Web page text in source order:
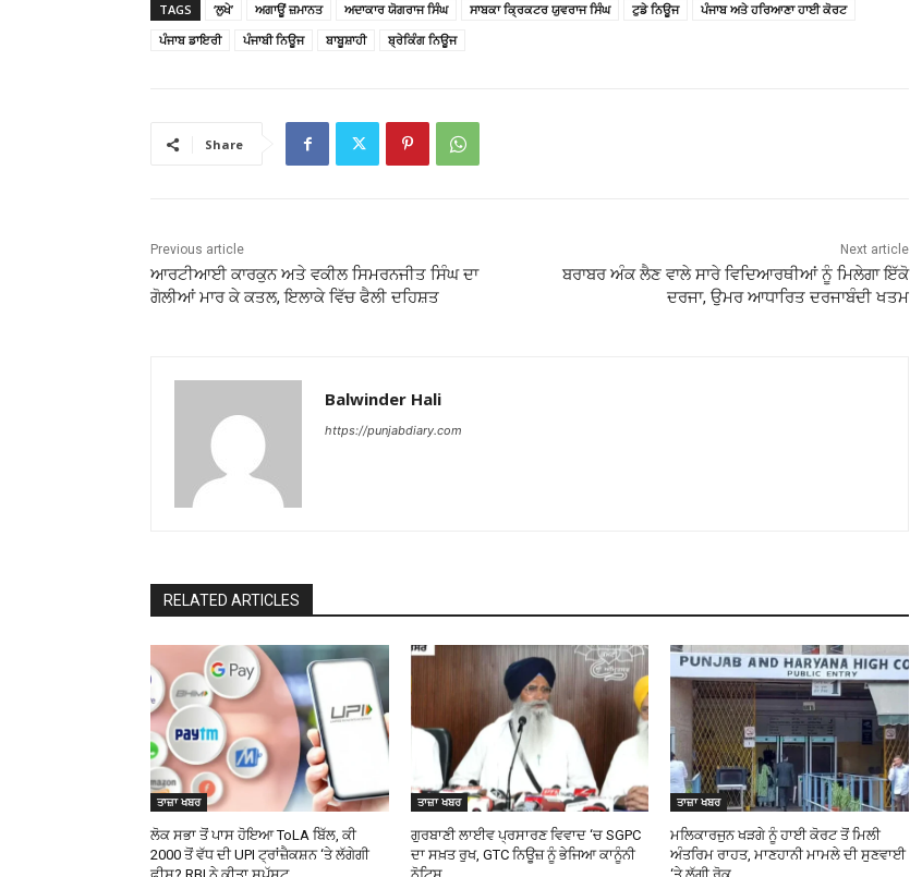
TAGS ‘ਲੁਖੇ’ ਅਗਾਊਂ ਜ਼ਮਾਨਤ ਅਦਾਕਾਰ ਯੋਗਰਾਜ ਸਿੰਘ ਸਾਬਕਾ ਕ੍ਰਿਕਟਰ ਯੁਵਰਾਜ ਸਿੰਘ ਟੁਡੇ ਨਿਊਜ
ਪੰਜਾਬ ਅਤੇ ਹਰਿਆਣਾ ਹਾਈ ਕੋਰਟ
ਪੰਜਾਬ ਡਾਇਰੀ
ਪੰਜਾਬੀ ਨਿਊਜ ਬਾਬੂਸ਼ਾਹੀ ਬ੍ਰੇਕਿੰਗ ਨਿਊਜ
Share
Previous article
ਆਰਟੀਆਈ ਕਾਰਕੁਨ ਅਤੇ ਵਕੀਲ ਸਿਮਰਨਜੀਤ ਸਿੰਘ ਦਾ
ਗੋਲੀਆਂ ਮਾਰ ਕੇ ਕਤਲ, ਇਲਾਕੇ ਵਿੱਚ ਫੈਲੀ ਦਹਿਸ਼ਤ
Next article
ਬਰਾਬਰ ਅੰਕ ਲੈਣ ਵਾਲੇ ਸਾਰੇ ਵਿਦਿਆਰਥੀਆਂ ਨੂੰ ਮਿਲੇਗਾ ਇੱਕੋ
ਦਰਜਾ, ਉਮਰ ਆਧਾਰਿਤ ਦਰਜਾਬੰਦੀ ਖਤਮ
Balwinder Hali
https://punjabdiary.com
RELATED ARTICLES
ਤਾਜ਼ਾ ਖਬਰ
ਲੋਕ ਸਭਾ ਤੋਂ ਪਾਸ ਹੋਇਆ ToLA ਬਿੱਲ, ਕੀ
₹2000 ਤੋਂ ਵੱਧ ਦੀ UPI ਟ੍ਰਾਂਜ਼ੈਕਸ਼ਨ ‘ਤੇ ਲੱਗੇਗੀ
ਤਾਜ਼ਾ ਖਬਰ
ਗੁਰਬਾਣੀ ਲਾਈਵ ਪ੍ਰਸਾਰਣ ਵਿਵਾਦ ‘ਚ SGPC
ਦਾ ਸਖ਼ਤ ਰੁਖ, GTC ਨਿਊਜ਼ ਨੂੰ ਭੇਜਿਆ ਕਾਨੂੰਨੀ
ਤਾਜ਼ਾ ਖਬਰ
ਮਲਿਕਾਰਜੁਨ ਖੜਗੇ ਨੂੰ ਹਾਈ ਕੋਰਟ ਤੋਂ ਮਿਲੀ
ਅੰਤਰਿਮ ਰਾਹਤ, ਮਾਣਹਾਨੀ ਮਾਮਲੇ ਦੀ ਸੁਣਵਾਈ